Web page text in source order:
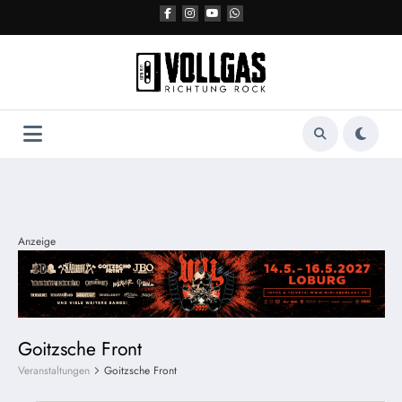
Anzeige
Goitzsche Front
Veranstaltungen Goitzsche Front